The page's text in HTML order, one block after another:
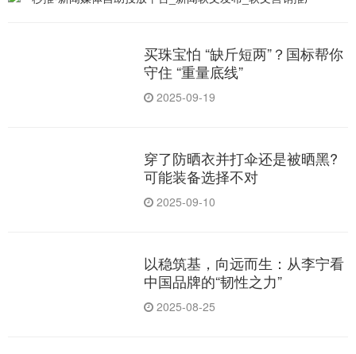
买珠宝怕 “缺斤短两”？国标帮你
守住 “重量底线”
2025-09-19
穿了防晒衣并打伞还是被晒黑?
可能装备选择不对
2025-09-10
以稳筑基，向远而生：从李宁看
中国品牌的“韧性之力”
2025-08-25